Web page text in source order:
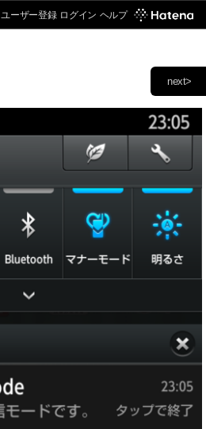
ユーザー登録 ログイン ヘルプ
next>